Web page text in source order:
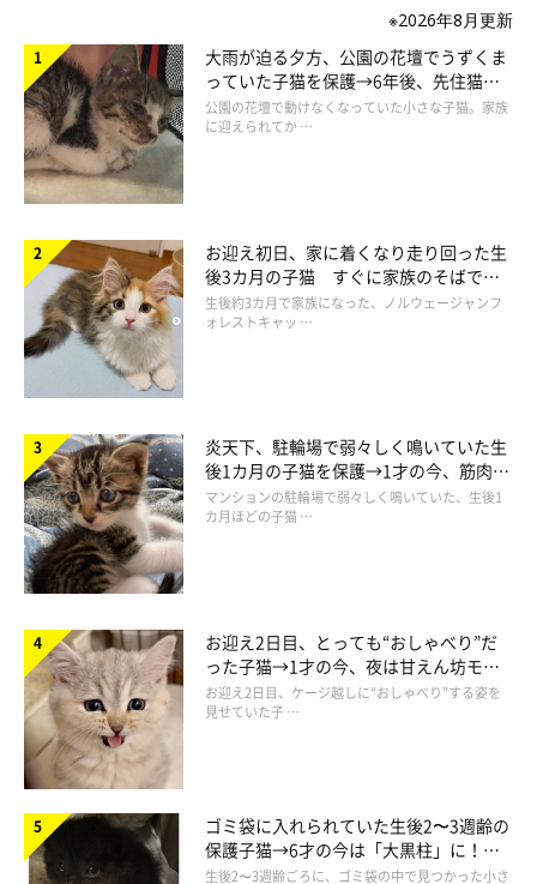
@yuandtoro
最後は、飼い主さんからご褒美のおやつ♡ よく頑張ったね！！
@yuandtoro
たっくんからも、爪切りを頑張ったご褒美をもらえたみたいです
※2026年8月更新
大雨が迫る夕方、公園の花壇でうずくま
っていた子猫を保護→6年後、先住猫
と“姉妹”のような関係に
公園の花壇で動けなくなっていた小さな子猫。家族
に迎えられてか …
お迎え初日、家に着くなり走り回った生
後3カ月の子猫 すぐに家族のそばで落
ち着く姿に「迎えてよかった」
生後約3カ月で家族になった、ノルウェージャンフ
ォレストキャッ …
炎天下、駐輪場で弱々しく鳴いていた生
後1カ月の子猫を保護→1才の今、筋肉質
でツンデレなコに成長
マンションの駐輪場で弱々しく鳴いていた、生後1
カ月ほどの子猫 …
お迎え2日目、とっても“おしゃべり”だ
った子猫→1才の今、夜は甘えん坊モー
ドになるコに成長！
お迎え2日目、ケージ越しに“おしゃべり”する姿を
見せていた子 …
ゴミ袋に入れられていた生後2〜3週齢の
保護子猫→6才の今は「大黒柱」に！
美しい黒猫に成長した姿にグッとくる
生後2〜3週齢ごろに、ゴミ袋の中で見つかった小さ